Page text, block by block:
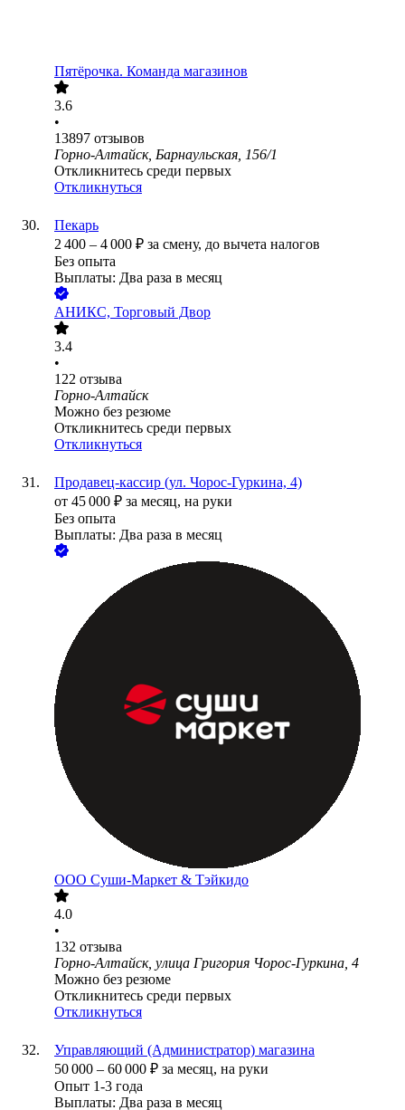
Пятёрочка. Команда магазинов
3.6
•
13897 отзывов
Горно-Алтайск, Барнаульская, 156/1
Откликнитесь среди первых
Откликнуться
Пекарь
2 400 – 4 000 ₽ за смену, до вычета налогов
Без опыта
Выплаты: Два раза в месяц
АНИКС, Торговый Двор
3.4
•
122 отзыва
Горно-Алтайск
Можно без резюме
Откликнитесь среди первых
Откликнуться
Продавец-кассир (ул. Чорос-Гуркина, 4)
от 45 000 ₽ за месяц, на руки
Без опыта
Выплаты: Два раза в месяц
ООО Суши-Маркет & Тэйкидо
4.0
•
132 отзыва
Горно-Алтайск, улица Григория Чорос-Гуркина, 4
Можно без резюме
Откликнитесь среди первых
Откликнуться
Управляющий (Администратор) магазина
50 000 – 60 000 ₽ за месяц, на руки
Опыт 1-3 года
Выплаты: Два раза в месяц